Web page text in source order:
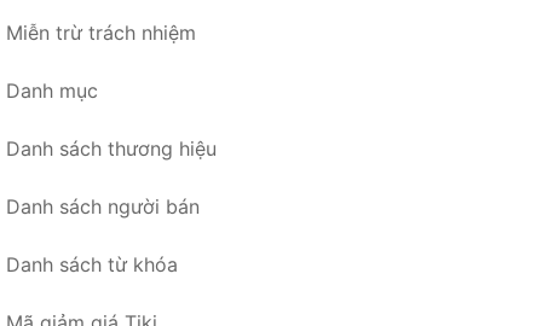
Miễn trừ trách nhiệm
Danh mục
Danh sách thương hiệu
Danh sách người bán
Danh sách từ khóa